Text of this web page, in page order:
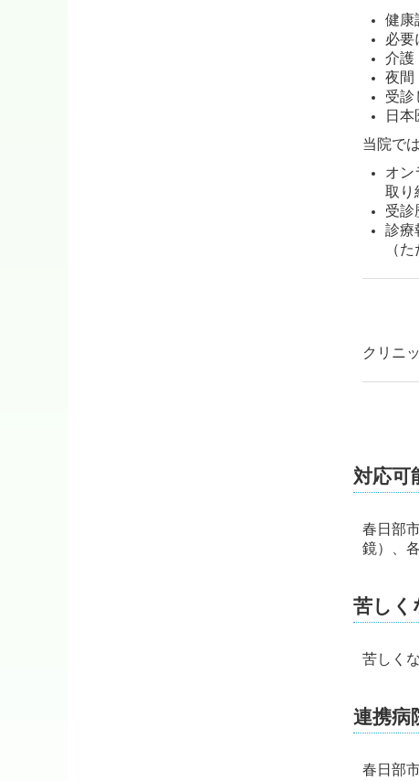
健康
必要
介護
夜間
受診
日
当院では
オン
取り
受診
診療
（
クリニ
対応可
春日部
鏡）、
苦しく
苦しく
連携病
春日部